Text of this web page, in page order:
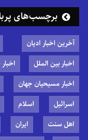
برچسب‌های
آخرین اخبار ادیان
اخبار بین الملل
اخبار مسیحیان جهان
اسرائیل
اسلام
اهل سنت
ایران